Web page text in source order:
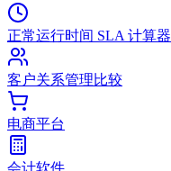
正常运行时间 SLA 计算器
客户关系管理比较
电商平台
会计软件